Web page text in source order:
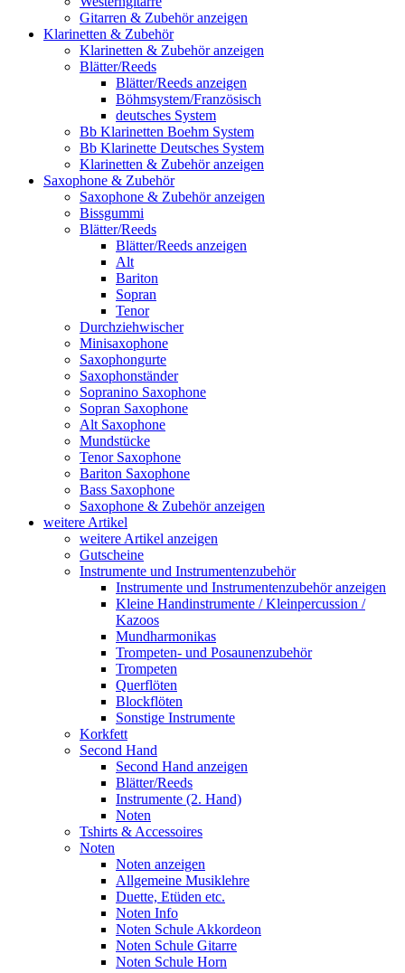
Gitarren & Zubehör anzeigen
Klarinetten & Zubehör
Klarinetten & Zubehör anzeigen
Blätter/Reeds
Blätter/Reeds anzeigen
Böhmsystem/Französisch
deutsches System
Bb Klarinetten Boehm System
Bb Klarinette Deutsches System
Klarinetten & Zubehör anzeigen
Saxophone & Zubehör
Saxophone & Zubehör anzeigen
Bissgummi
Blätter/Reeds
Blätter/Reeds anzeigen
Alt
Bariton
Sopran
Tenor
Durchziehwischer
Minisaxophone
Saxophongurte
Saxophonständer
Sopranino Saxophone
Sopran Saxophone
Alt Saxophone
Mundstücke
Tenor Saxophone
Bariton Saxophone
Bass Saxophone
Saxophone & Zubehör anzeigen
weitere Artikel
weitere Artikel anzeigen
Gutscheine
Instrumente und Instrumentenzubehör
Instrumente und Instrumentenzubehör anzeigen
Kleine Handinstrumente / Kleinpercussion /
Kazoos
Mundharmonikas
Trompeten- und Posaunenzubehör
Trompeten
Querflöten
Blockflöten
Sonstige Instrumente
Korkfett
Second Hand
Second Hand anzeigen
Blätter/Reeds
Instrumente (2. Hand)
Noten
Tshirts & Accessoires
Noten
Noten anzeigen
Allgemeine Musiklehre
Duette, Etüden etc.
Noten Info
Noten Schule Akkordeon
Noten Schule Gitarre
Noten Schule Horn